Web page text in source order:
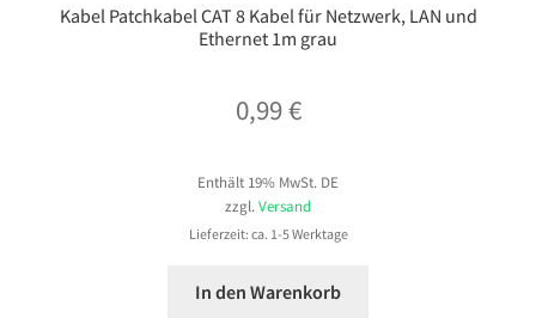
Kabel Patchkabel CAT 8 Kabel für Netzwerk, LAN und
Ethernet 1m grau
0,99€
Enthält 19% MwSt. DE
zzgl.Versand
Lieferzeit: ca. 1-5 Werktage
In den Warenkorb